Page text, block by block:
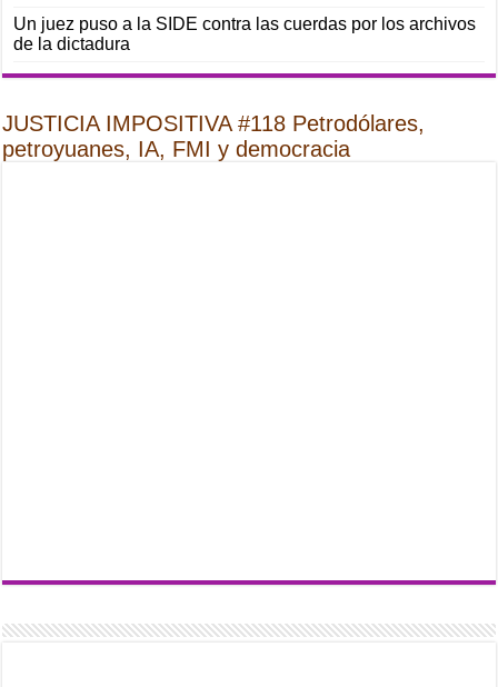
Un juez puso a la SIDE contra las cuerdas por los archivos
de la dictadura
JUSTICIA IMPOSITIVA #118 Petrodólares,
petroyuanes, IA, FMI y democracia